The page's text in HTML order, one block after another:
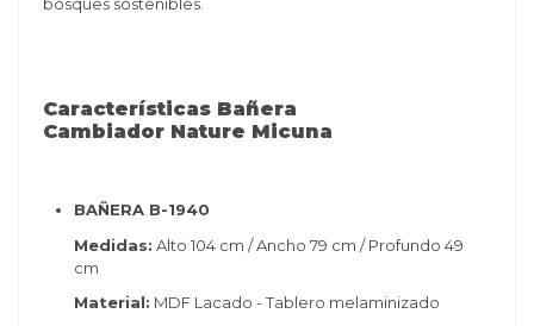
Características Bañera
Cambiador Nature Micuna
BAÑERA B-1940
Medidas: Alto 104 cm / Ancho 79 cm / Profundo 49
cm
Material: MDF Lacado - Tablero melaminizado